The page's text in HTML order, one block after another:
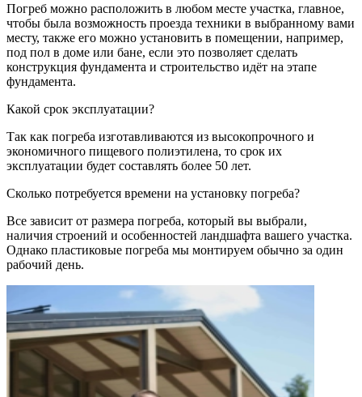
Погреб можно расположить в любом месте участка, главное,
чтобы была возможность проезда техники в выбранному вами
месту, также его можно установить в помещении, например,
под пол в доме или бане, если это позволяет сделать
конструкция фундамента и строительство идёт на этапе
фундамента.
Какой срок эксплуатации?
Так как погреба изготавливаются из высокопрочного и
экономичного пищевого полиэтилена, то срок их
эксплуатации будет составлять более 50 лет.
Сколько потребуется времени на установку погреба?
Все зависит от размера погреба, который вы выбрали,
наличия строений и особенностей ландшафта вашего участка.
Однако пластиковые погреба мы монтируем обычно за один
рабочий день.